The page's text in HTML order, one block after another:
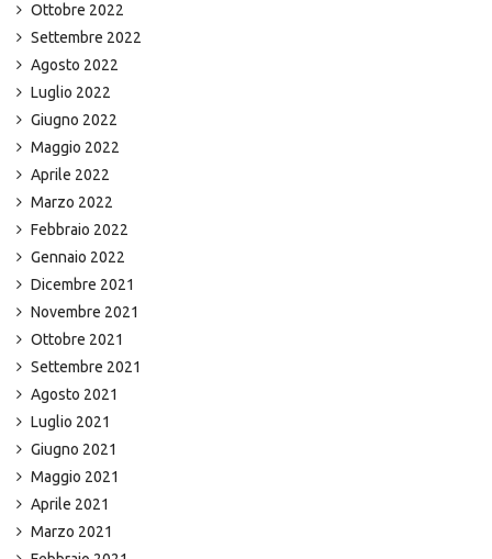
Ottobre 2022
Settembre 2022
Agosto 2022
Luglio 2022
Giugno 2022
Maggio 2022
Aprile 2022
Marzo 2022
Febbraio 2022
Gennaio 2022
Dicembre 2021
Novembre 2021
Ottobre 2021
Settembre 2021
Agosto 2021
Luglio 2021
Giugno 2021
Maggio 2021
Aprile 2021
Marzo 2021